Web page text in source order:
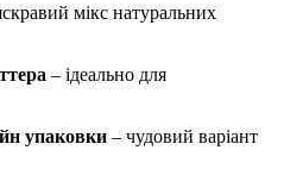
мікс натуральних
– ідеально для
упаковки – чудовий варіант